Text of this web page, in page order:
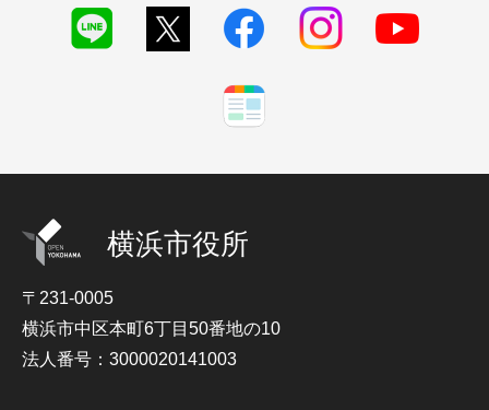
横浜市役所
〒231-0005
横浜市中区本町6丁目50番地の10
法人番号：3000020141003